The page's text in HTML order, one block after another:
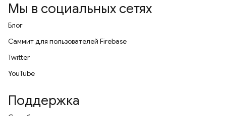
Мы в социальных сетях
Блог
Саммит для пользователей Firebase
Twitter
YouTube
Поддержка